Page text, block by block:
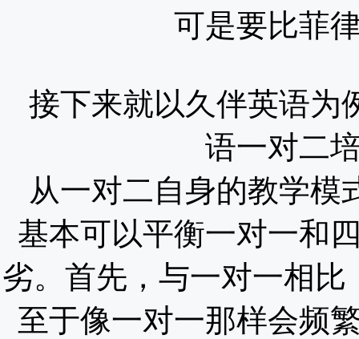
可是要比菲
接下来就以久伴英语为
语一对二
从一对二自身的教学模
基本可以平衡一对一和
劣。首先，与一对一相
至于像一对一那样会频